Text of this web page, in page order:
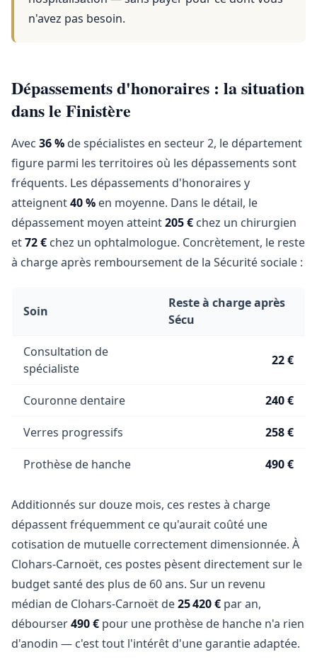
n'avez pas besoin.
Dépassements d'honoraires : la situation
dans le Finistère
Avec 36 % de spécialistes en secteur 2, le département
figure parmi les territoires où les dépassements sont
fréquents. Les dépassements d'honoraires y
atteignent40 % en moyenne. Dans le détail, le
dépassement moyen atteint205 € chez un chirurgien
et72 € chez un ophtalmologue. Concrètement, le reste
à charge après remboursement de la Sécurité sociale :
Soin
Reste à charge après
Sécu
Consultation de
spécialiste
22 €
Couronne dentaire 240 €
Verres progressifs 258 €
Prothèse de hanche 490 €
Additionnés sur douze mois, ces restes à charge
dépassent fréquemment ce qu'aurait coûté une
cotisation de mutuelle correctement dimensionnée. À
Clohars-Carnoët, ces postes pèsent directement sur le
budget santé des plus de 60 ans. Sur un revenu
médian de Clohars-Carnoët de25 420 € par an,
débourser490 € pour une prothèse de hanche n'a rien
d'anodin — c'est tout l'intérêt d'une garantie adaptée.